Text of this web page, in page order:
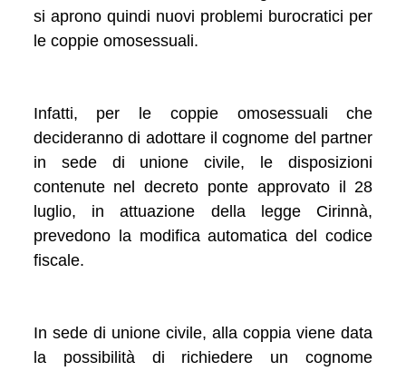
si aprono quindi nuovi problemi burocratici per
le coppie omosessuali.
Infatti, per le coppie omosessuali che
decideranno di adottare il cognome del partner
in sede di unione civile, le disposizioni
contenute nel decreto ponte approvato il 28
luglio, in attuazione della legge Cirinnà,
prevedono la modifica automatica del codice
fiscale.
In sede di unione civile, alla coppia viene data
la possibilità di richiedere un cognome